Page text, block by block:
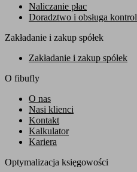
Naliczanie płac
Doradztwo i obsługa kontrol
Zakładanie i zakup spółek
Zakładanie i zakup spółek
O fibufly
O nas
Nasi klienci
Kontakt
Kalkulator
Kariera
Optymalizacja księgowości